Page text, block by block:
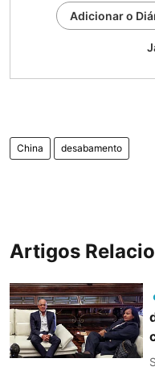
Adicionar o
China desabamento
Artigos